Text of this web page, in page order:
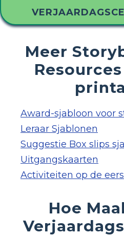
Meer
Award-sjabloon voor
Leraar Sjablonen
Suggestie Box slips
Uitgangskaarten
Activiteiten op de
Hoe